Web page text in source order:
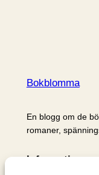
Bokblomma
En blogg om de
romaner,
Information